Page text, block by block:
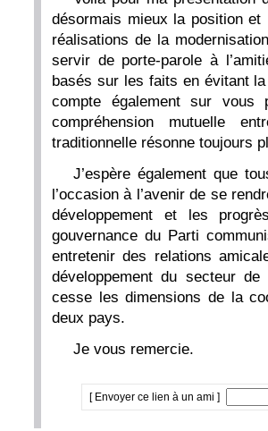
désormais mieux la position
réalisations de la
servir de porte-parole à
basés sur les faits en évitant
compte également sur vous
compréhension mutuelle
traditionnelle résonne toujours
J’espère également que
l’occasion à l’avenir de se
développement et les
gouvernance du Parti
entretenir des relations
développement du secteur
cesse les dimensions de la
deux pays.
Je vous remercie.
[ Envoyer ce lien à un ami ]